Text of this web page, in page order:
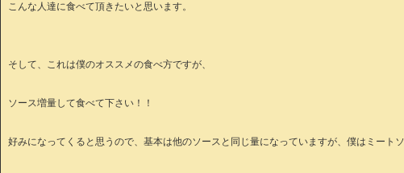
こんな人達に食べて頂きたいと思います。
そして、これは僕のオススメの食べ方ですが、
ソース増量して食べて下さい！！
好みになってくると思うので、基本は他のソースと同じ量になっていますが、僕はミート